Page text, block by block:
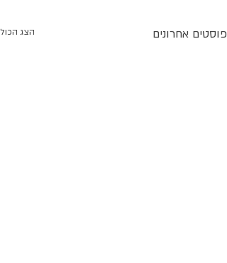
פוסטים אחרונים הצג הכול